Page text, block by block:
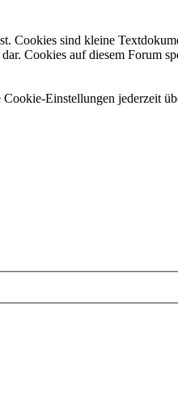
Cookies sind kleine
Cookies auf diesem Forum
Einstellungen jederzeit